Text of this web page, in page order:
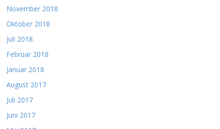
November 2018
Oktober 2018
Juli 2018
Februar 2018
Januar 2018
August 2017
Juli 2017
Juni 2017